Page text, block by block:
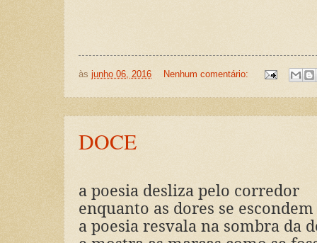
às junho 06, 2016 Nenhum comentário:
DOCE
a poesia desliza pelo corredor
enquanto as dores se
a poesia resvala na sombra da